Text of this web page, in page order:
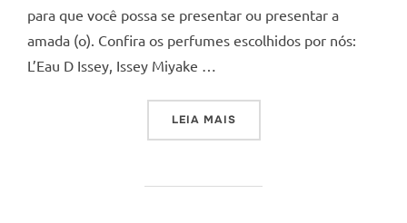
para que você possa se presentar ou presentar a
amada (o). Confira os perfumes escolhidos por nós:
L’Eau D Issey, Issey Miyake …
LEIA MAIS“4 PERFUMES FEMININOS